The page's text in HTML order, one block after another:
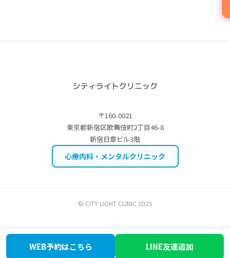
WEB予約はこちら LINE友達追加
〒160-0021
東京都新宿区歌舞伎町2丁目46-8
新宿日章ビル3階
心療内科・メンタルクリニック
© CITY LIGHT CLINIC 2025